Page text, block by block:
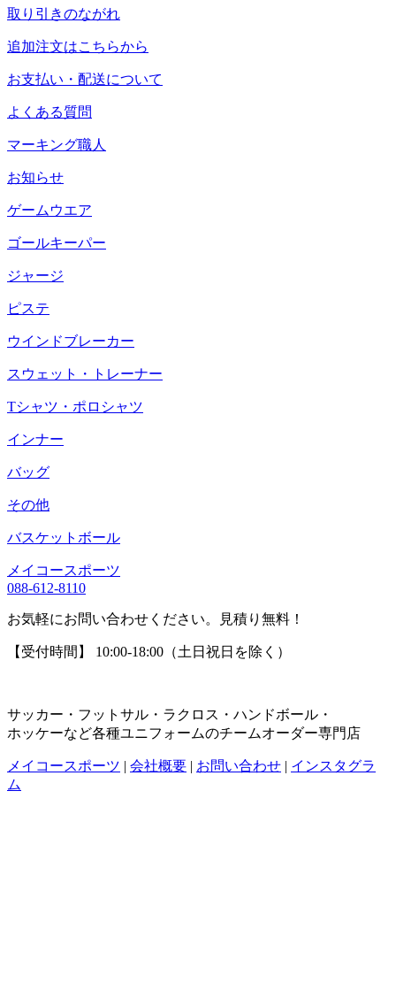
取り引きのながれ
追加注文はこちらから
お支払い・配送について
よくある質問
マーキング職人
お知らせ
ゲームウエア
ゴールキーパー
ジャージ
ピステ
ウインドブレーカー
スウェット・トレーナー
Tシャツ・ポロシャツ
インナー
バッグ
その他
バスケットボール
メイコースポーツ
088-612-8110
お気軽にお問い合わせください。見積り無料！
【受付時間】 10:00-18:00（土日祝日を除く）
サッカー・フットサル・ラクロス・ハンドボール・
ホッケーなど各種ユニフォームのチームオーダー専門店
メイコースポーツ | 会社概要 | お問い合わせ | インスタグラ
ム